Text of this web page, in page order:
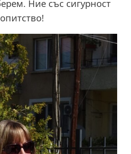
Ние със сигурност